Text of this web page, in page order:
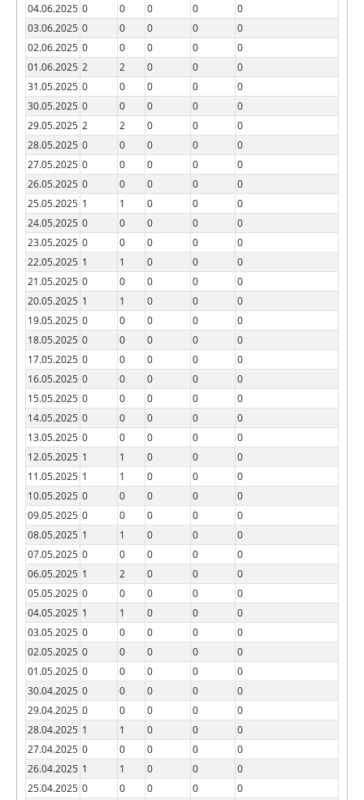
04.06.2025 0 0 0 0
0
03.06.2025 0 0 0 0
0
02.06.2025 0 0 0 0
0
01.06.2025 2 2 0 0
0
31.05.2025 0 0 0 0
0
30.05.2025 0 0 0 0
0
29.05.2025 2 2 0 0
0
28.05.2025 0 0 0 0
0
27.05.2025 0 0 0 0
0
26.05.2025 0 0 0 0
0
25.05.2025 1 1 0 0
0
24.05.2025 0 0 0 0
0
23.05.2025 0 0 0 0
0
22.05.2025 1 1 0 0
0
21.05.2025 0 0 0 0
0
20.05.2025 1 1 0 0
0
19.05.2025 0 0 0 0
0
18.05.2025 0 0 0 0
0
17.05.2025 0 0 0 0
0
16.05.2025 0 0 0 0
0
15.05.2025 0 0 0 0
0
14.05.2025 0 0 0 0
0
13.05.2025 0 0 0 0
0
12.05.2025 1 1 0 0
0
11.05.2025 1 1 0 0
0
10.05.2025 0 0 0 0
0
09.05.2025 0 0 0 0
0
08.05.2025 1 1 0 0
0
07.05.2025 0 0 0 0
0
06.05.2025 1 2 0 0
0
05.05.2025 0 0 0 0
0
04.05.2025 1 1 0 0
0
03.05.2025 0 0 0 0
0
02.05.2025 0 0 0 0
0
01.05.2025 0 0 0 0
0
30.04.2025 0 0 0 0
0
29.04.2025 0 0 0 0
0
28.04.2025 1 1 0 0
0
27.04.2025 0 0 0 0
0
26.04.2025 1 1 0 0
0
25.04.2025 0 0 0 0
0